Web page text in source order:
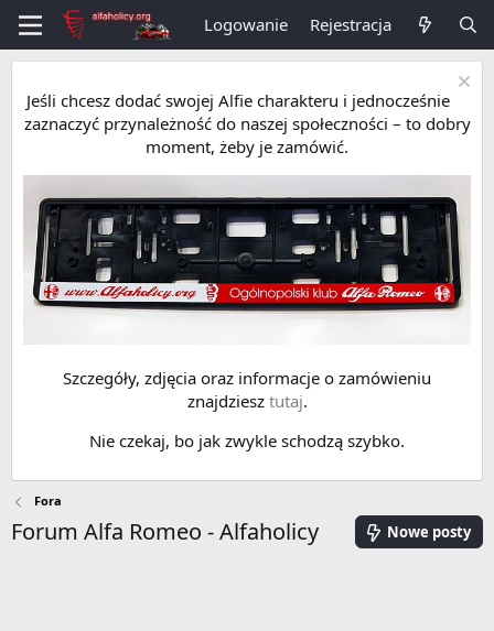
Logowanie Rejestracja
Jeśli chcesz dodać swojej Alfie charakteru i jednocześnie
zaznaczyć przynależność do naszej społeczności – to dobry
moment, żeby je zamówić.
Szczegóły, zdjęcia oraz informacje o zamówieniu
znajdziesz tutaj.
Nie czekaj, bo jak zwykle schodzą szybko.
Fora
Forum Alfa Romeo - Alfaholicy Nowe posty